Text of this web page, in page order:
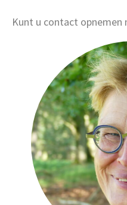
Kunt u contact opnemen